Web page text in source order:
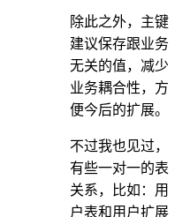
除此之外，主键
建议保存跟业务
无关的值，减少
业务耦合性，方
便今后的扩展。
不过我也见过，
有些一对一的表
关系，比如：用
户表和用户扩展